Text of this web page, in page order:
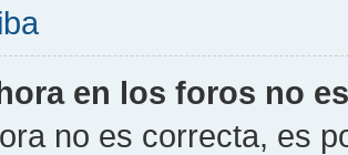
en los foros no
no es correcta, es